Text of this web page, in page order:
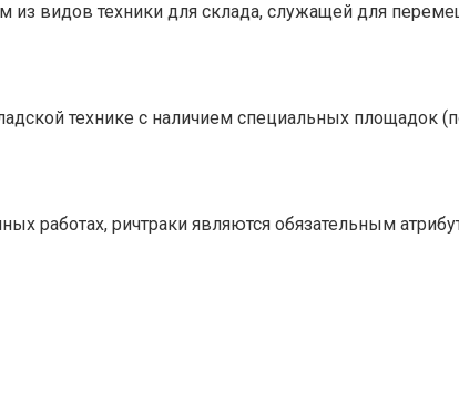
видов техники для склада, служащей для
технике с наличием специальных площадок
работах, ричтраки являются обязательным